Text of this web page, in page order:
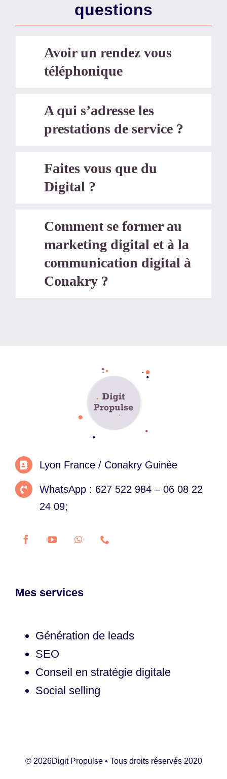
questions
Avoir un rendez vous
téléphonique
A qui s’adresse les
prestations de service ?
Faites vous que du
Digital ?
Comment se former au
marketing digital et à la
communication digital à
Conakry ?
Lyon France / Conakry Guinée
WhatsApp : 627 522 984 – 06 08 22
24 09;
Mes services
Génération de leads
SEO
Conseil en stratégie digitale
Social selling
© 2026Digit Propulse • Tous droits réservés 2020